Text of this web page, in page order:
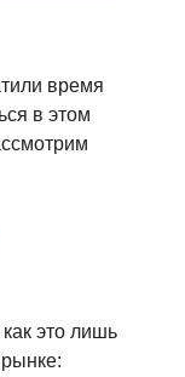
время
в этом
это лишь